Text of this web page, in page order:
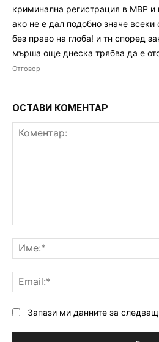
криминална регистрация в МВР
ако не е дал подобно значе
без право на глоба! и тн според
мърша още днеска трябва да е
Отговор
ОСТАВИ КОМЕНТАР
Запази ми данните за